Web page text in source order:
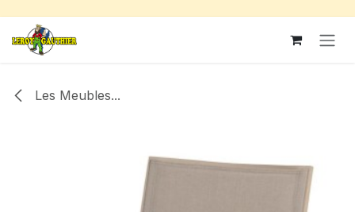
Se rendre au contenu
Les Meubles...